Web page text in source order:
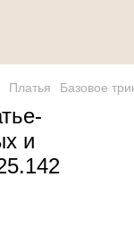
Платья Базовое
и